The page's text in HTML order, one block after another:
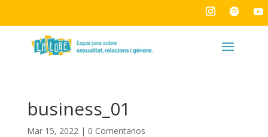
business_01
Mar 15, 2022 | 0 Comentarios